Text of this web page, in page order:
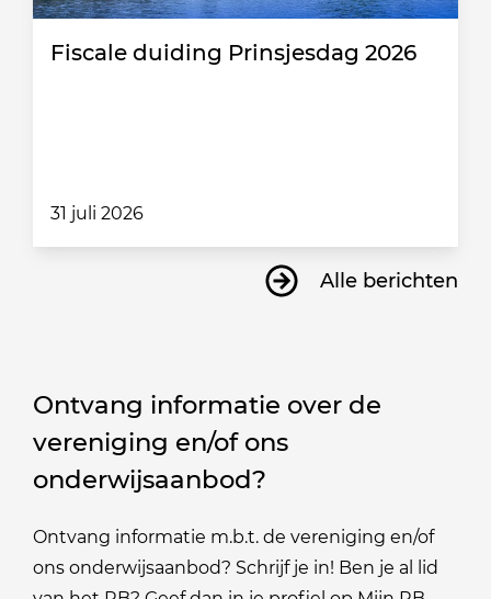
Fiscale duiding Prinsjesdag 2026
31 juli 2026
Alle berichten
Ontvang informatie over de
vereniging en/of ons
onderwijsaanbod?
Ontvang informatie m.b.t. de vereniging en/of
ons onderwijsaanbod? Schrijf je in! Ben je al lid